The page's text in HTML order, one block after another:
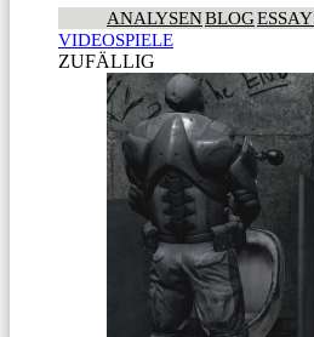
ANALYSENBLOG
VIDEOSPIELE
ZUFÄLLIG